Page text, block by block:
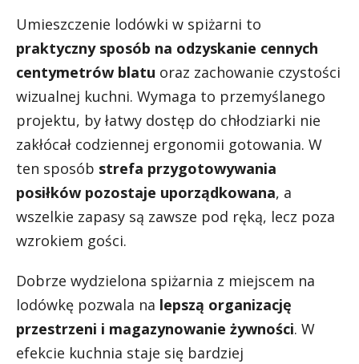
Umieszczenie lodówki w spiżarni to
praktyczny sposób na odzyskanie cennych
centymetrów blatu oraz zachowanie czystości
wizualnej kuchni. Wymaga to przemyślanego
projektu, by łatwy dostęp do chłodziarki nie
zakłócał codziennej ergonomii gotowania. W
ten sposób strefa przygotowywania
posiłków pozostaje uporządkowana, a
wszelkie zapasy są zawsze pod ręką, lecz poza
wzrokiem gości.
Dobrze wydzielona spiżarnia z miejscem na
lodówkę pozwala na lepszą organizację
przestrzeni i magazynowanie żywności. W
efekcie kuchnia staje się bardziej